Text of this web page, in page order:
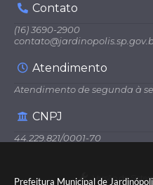
Prefeitura Municipal de
Contato
(16) 3690-2900
Atendimento
Atendimento de segunda à
CNPJ
44.229.821/0001-70
Versão do